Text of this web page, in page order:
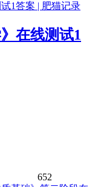
在线测试1
652